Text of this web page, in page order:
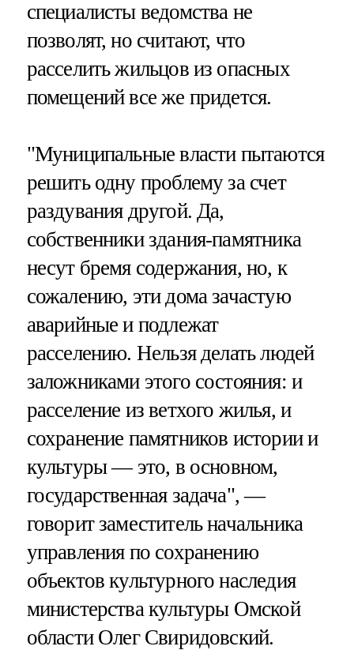
специалисты ведомства не
позволят, но считают, что
расселить жильцов из опасных
помещений все же придется.
"Муниципальные власти пытаются
решить одну проблему за счет
раздувания другой. Да,
собственники здания-памятника
несут бремя содержания, но, к
сожалению, эти дома зачастую
аварийные и подлежат
расселению. Нельзя делать людей
заложниками этого состояния: и
расселение из ветхого жилья, и
сохранение памятников истории и
культуры — это, в основном,
государственная задача", —
говорит заместитель начальника
управления по сохранению
объектов культурного наследия
министерства культуры Омской
области Олег Свиридовский.